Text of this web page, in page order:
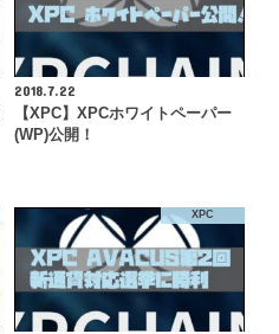
2018.7.22
【XPC】XPCホワイトペーパー
(WP)公開！
XPC